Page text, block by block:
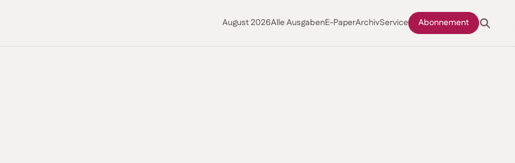
August 2026Alle AusgabenE-PaperArchivService Abonnement